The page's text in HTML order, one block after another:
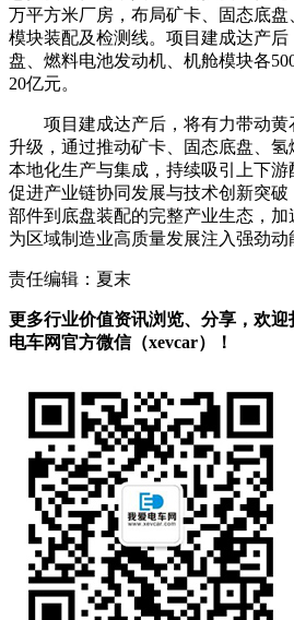
万平方米厂房，布局矿卡、固态底
模块装配及检测线。项目建成达产
盘、燃料电池发动机、机舱模块各
20亿元。
项目建成达产后，将有力带动
升级，通过推动矿卡、固态底盘、
本地化生产与集成，持续吸引上下
促进产业链协同发展与技术创新突
部件到底盘装配的完整产业生态，加
为区域制造业高质量发展注入强劲动
责任编辑：夏末
更多行业价值资讯浏览、分享，欢
电车网官方微信（xevcar）！